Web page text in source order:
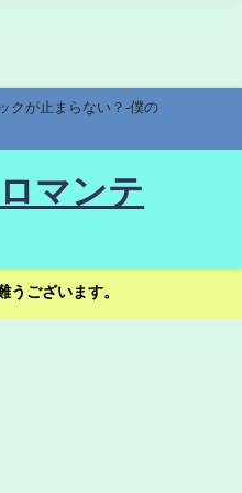
クが止まらない？-僕の
マンテ
ございます。